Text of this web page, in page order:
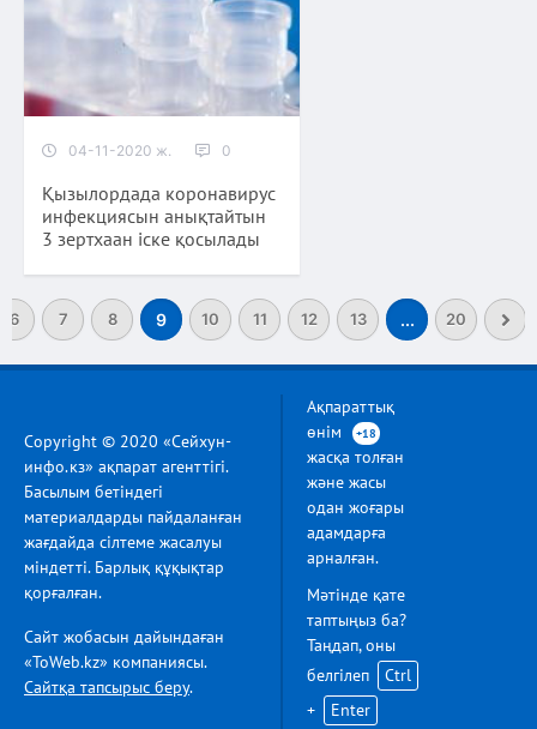
04-11-2020 ж. 0
Қызылордада коронавирус
инфекциясын анықтайтын
3 зертхаан іске қосылады
6 7 8 9 10 11 12 13 ... 20
Copyright © 2020 «Сейхун-
инфо.кз» ақпарат агенттігі.
Басылым бетіндегі
материалдарды пайдаланған
жағдайда сілтеме жасалуы
міндетті. Барлық құқықтар
қорғалған.
Сайт жобасын дайындаған
«ToWeb.kz» компаниясы.
Сайтқа тапсырыс беру.
Ақпараттық
өнім
+18
жасқа толған
және жасы
одан жоғары
адамдарға
арналған.
Мәтінде қате
таптыңыз ба?
Таңдап, оны
белгілеп
Ctrl
+
Enter